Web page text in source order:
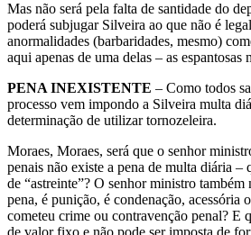
Mas não será pela falta de santidade do
poderá subjugar Silveira ao que não é
anormalidades (barbaridades, mesmo)
aqui apenas de uma delas – as espantosas
PENA INEXISTENTE – Como todos
processo vem impondo a Silveira multa
determinação de utilizar tornozeleira.
Moraes, Moraes, será que o senhor
penais não existe a pena de multa diária –
de “astreinte”? O senhor ministro também
pena, é punição, é condenação, acessória
cometeu crime ou contravenção penal? E
de valor fixo e não pode ser imposta de